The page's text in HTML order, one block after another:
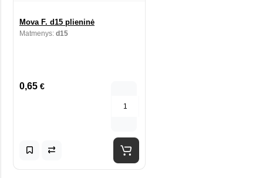
Mova F. d15 plieninė
Matmenys: d15
0,65 €